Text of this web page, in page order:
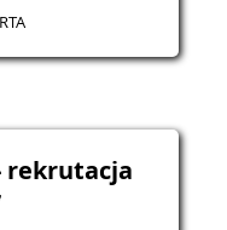
rekrutacja